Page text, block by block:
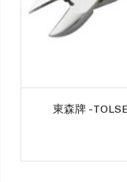
東森牌 -